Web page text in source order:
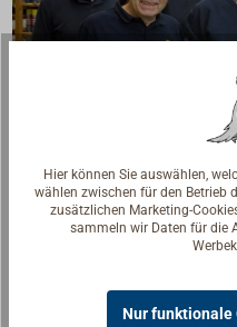
Fragen zum
Reden Sie mit
Seglerinnen. Wir
Hier können Sie auswählen,
wählen zwischen für den Betrieb
zusätzlichen Marketing-
sammeln wir Daten für die
Nur funktionale